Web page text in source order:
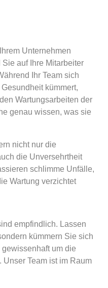
Unternehmen
auf Ihre Mitarbeiter
Ihr Team sich
kümmert,
Wartungsarbeiten der
genau wissen, was sie
nicht nur die
die Unversehrtheit
schlimme Unfälle,
Wartung verzichtet
empfindlich. Lassen
kümmern Sie sich
um die
Team ist im Raum